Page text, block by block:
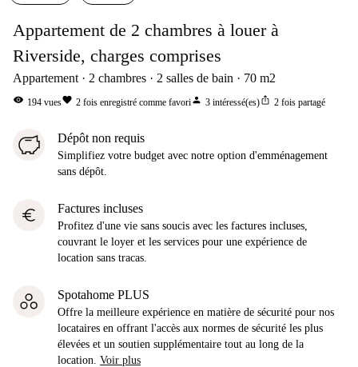
Appartement de 2 chambres à louer à
Riverside, charges comprises
Appartement 2 chambres 2 salles de bain 70 m2
visibility 194 vuesfavorite 2 fois enregistré comme favoriperson 3 intéressé(es)ios_share 2 fois partagé
Dépôt non requis
Simplifiez votre budget avec notre option d'emménagement
sans dépôt.
euro Factures incluses
Profitez d'une vie sans soucis avec les factures incluses,
couvrant le loyer et les services pour une expérience de
location sans tracas.
Spotahome PLUS
Offre la meilleure expérience en matière de sécurité pour nos
locataires en offrant l'accès aux normes de sécurité les plus
élevées et un soutien supplémentaire tout au long de la
location. Voir plus